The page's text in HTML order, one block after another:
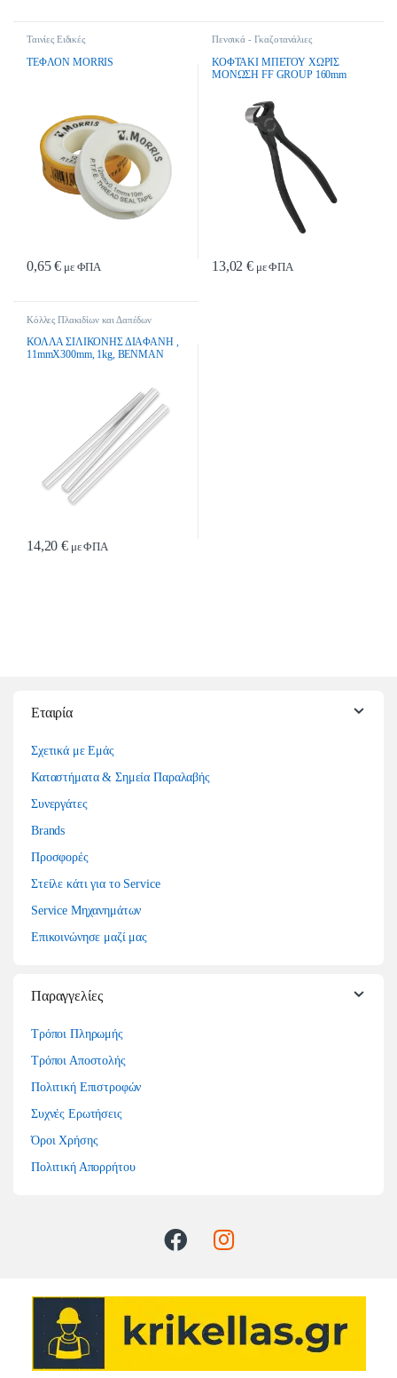
Ταινίες Ειδικές
ΤΕΦΛΟΝ MORRIS
0,65€ με ΦΠΑ
Πενσικά - Γκαζοτανάλιες
ΚΟΦΤΑΚΙ ΜΠΕΤΟΥ ΧΩΡΙΣ
ΜΟΝΩΣΗ FF GROUP 160mm
13,02€ με ΦΠΑ
Κόλλες Πλακιδίων και Δαπέδων
ΚΟΛΛΑ ΣΙΛΙΚΟΝΗΣ ΔΙΑΦΑΝΗ ,
11mmX300mm, 1kg, BENMAN
14,20€ με ΦΠΑ
Εταιρία
Σχετικά με Εμάς
Καταστήματα & Σημεία Παραλαβής
Συνεργάτες
Brands
Προσφορές
Στείλε κάτι για το Service
Service Μηχανημάτων
Επικοινώνησε μαζί μας
Παραγγελίες
Τρόποι Πληρωμής
Τρόποι Αποστολής
Πολιτική Επιστροφών
Συχνές Ερωτήσεις
Όροι Χρήσης
Πολιτική Απορρήτου